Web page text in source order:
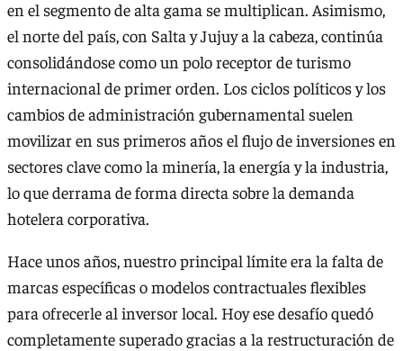
en el segmento de alta gama se multiplican. Asimismo,
el norte del país, con Salta y Jujuy a la cabeza, continúa
consolidándose como un polo receptor de turismo
internacional de primer orden. Los ciclos políticos y los
cambios de administración gubernamental suelen
movilizar en sus primeros años el flujo de inversiones en
sectores clave como la minería, la energía y la industria,
lo que derrama de forma directa sobre la demanda
hotelera corporativa.
Hace unos años, nuestro principal límite era la falta de
marcas específicas o modelos contractuales flexibles
para ofrecerle al inversor local. Hoy ese desafío quedó
completamente superado gracias a la restructuración de